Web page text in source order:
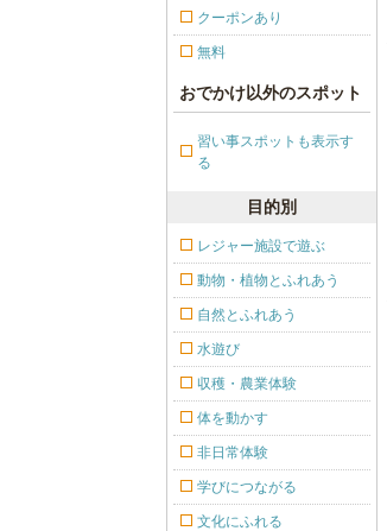
クーポンあり
無料
おでかけ以外のスポット
習い事スポットも表示す
る
目的別
レジャー施設で遊ぶ
動物・植物とふれあう
自然とふれあう
水遊び
収穫・農業体験
体を動かす
非日常体験
学びにつながる
文化にふれる